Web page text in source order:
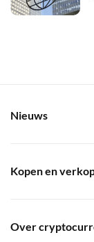
Nieuws
Kopen en
Over